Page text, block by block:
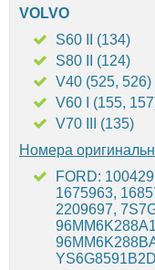
VOLVO
S60 II (134)
S80 II (124)
V40 (525, 526)
V60 I (155,
V70 III (135)
Номера
FORD:
1675963,
2209697,
YS6G8591B2D